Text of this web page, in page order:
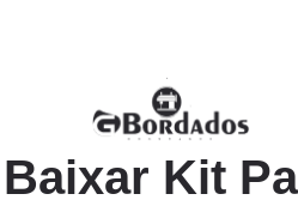
Baixar Kit